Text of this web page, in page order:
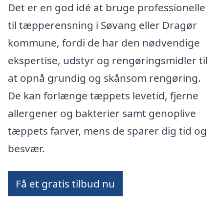
Det er en god idé at bruge professionelle
til tæpperensning i Søvang eller Dragør
kommune, fordi de har den nødvendige
ekspertise, udstyr og rengøringsmidler til
at opnå grundig og skånsom rengøring.
De kan forlænge tæppets levetid, fjerne
allergener og bakterier samt genoplive
tæppets farver, mens de sparer dig tid og
besvær.
Få et gratis tilbud nu